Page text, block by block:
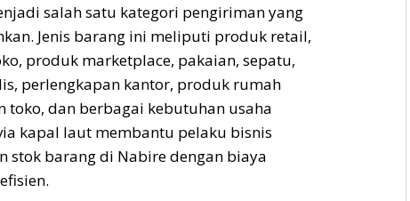
salah satu kategori pengiriman yang
Jenis barang ini meliputi produk retail,
produk marketplace, pakaian, sepatu,
perlengkapan kantor, produk rumah
toko, dan berbagai kebutuhan usaha
kapal laut membantu pelaku bisnis
stok barang di Nabire dengan biaya